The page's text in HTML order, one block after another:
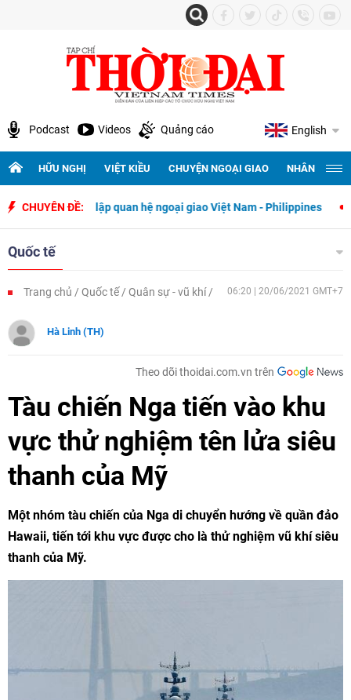
Podcast Videos Quảng cáo English
HỮU NGHỊ VIỆT KIỀU CHUYỆN NGOẠI GIAO NHÂN
CHUYÊN ĐỀ:
thiết lập quan hệ ngoại giao Việt Nam - Philippines 500 ngày
Quốc tế
Trang chủ Quốc tế Quân sự - vũ khí 06:20 | 20/06/2021 GMT+7
Hà Linh (TH)
Theo dõi thoidai.com.vn trên
Tàu chiến Nga tiến vào khu
vực thử nghiệm tên lửa siêu
thanh của Mỹ
Một nhóm tàu ​​chiến của Nga di chuyển hướng về quần đảo
Hawaii, tiến tới khu vực được cho là thử nghiệm vũ khí siêu
thanh của Mỹ.